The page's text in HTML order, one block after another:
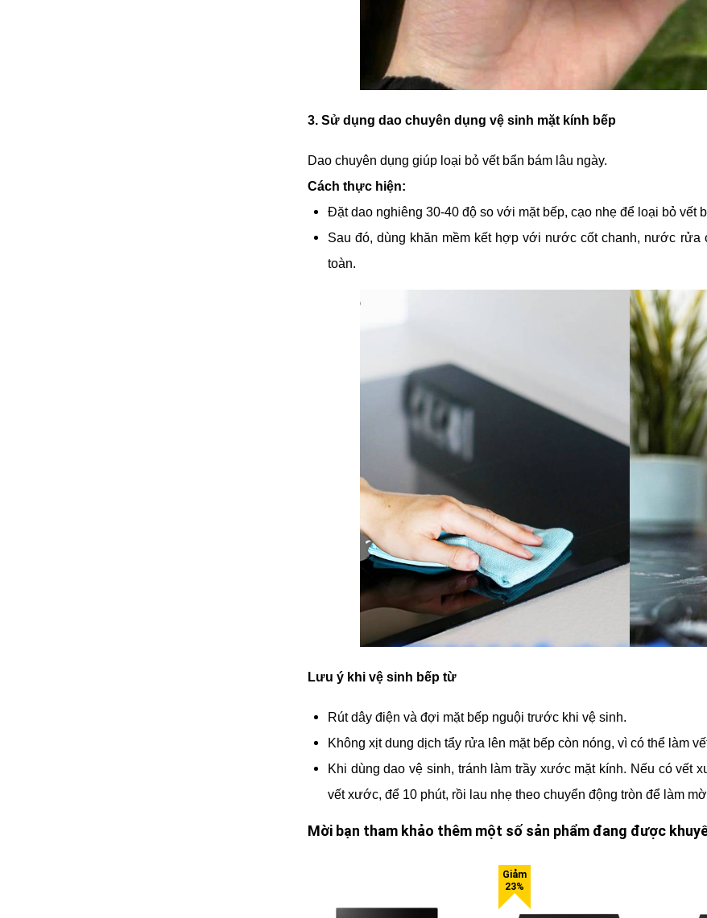
3. Sử dụng dao chuyên dụng vệ sinh mặt kính bếp
Dao chuyên dụng giúp loại bỏ vết bẩn bám lâu ngày.
Cách thực hiện:
Đặt dao nghiêng 30-40 độ so với mặt bếp, cạo nhẹ để loại bỏ vết
Sau đó, dùng khăn mềm kết hợp với nước cốt chanh, nước rửa
toàn.
Lưu ý khi vệ sinh bếp từ
Rút dây điện và đợi mặt bếp nguội trước khi vệ sinh.
Không xịt dung dịch tẩy rửa lên mặt bếp còn nóng, vì có thể làm
Khi dùng dao vệ sinh, tránh làm trầy xước mặt kính. Nếu có vết
vết xước, để 10 phút, rồi lau nhẹ theo chuyển động tròn để làm
Mời bạn tham khảo thêm một số sản phẩm đang được